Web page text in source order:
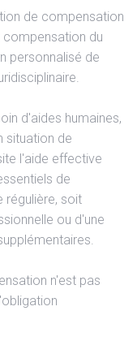
de compensation
du
personnalisé de
d'aides humaines,
situation de
l'aide effective
de
régulière, soit
ou d'une
n'est pas